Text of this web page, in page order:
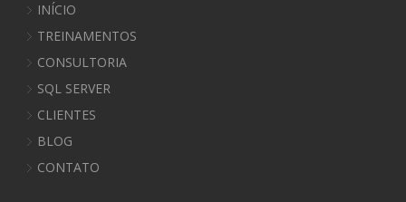
INÍCIO
TREINAMENTOS
CONSULTORIA
SQL SERVER
CLIENTES
BLOG
CONTATO